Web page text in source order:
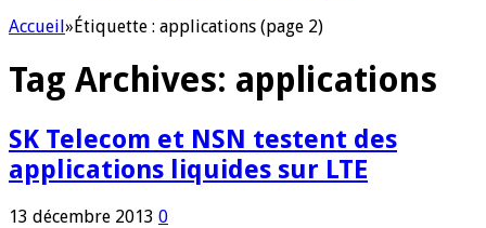
Accueil»Étiquette : applications (page 2)
Tag Archives: applications
SK Telecom et NSN testent des
applications liquides sur LTE
13 décembre 2013 0